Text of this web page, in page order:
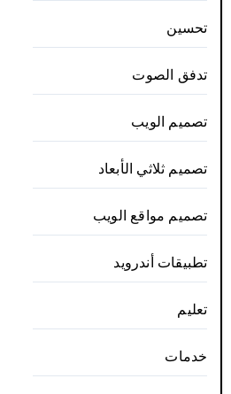
تحسين
تدفق الصوت
تصميم الويب
تصميم ثلاثي الأبعاد
تصميم مواقع الويب
تطبيقات أندرويد
تعليم
خدمات